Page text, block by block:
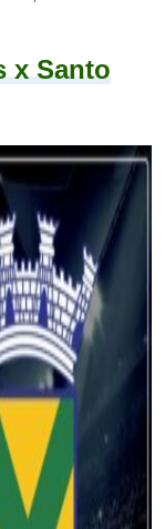
x Santo